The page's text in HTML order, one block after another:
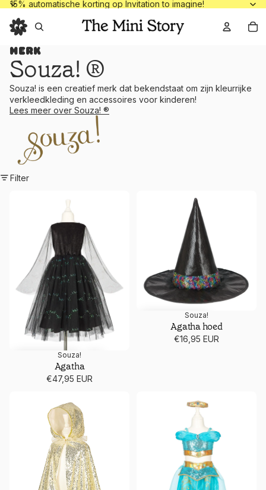
15% automatische korting op Invitation to imagine!
15% automatische korting op Invitation
Merk
Souza! ®
Souza! is een creatief merk dat bekendstaat om zijn kleurrijke
verkleedkleding en accessoires voor kinderen!
Lees meer over Souza! ®
Filter
Souza!
Agatha
€47,95 EUR
Souza!
Agatha hoed
€16,95 EUR